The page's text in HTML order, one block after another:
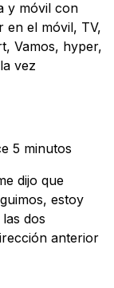
y móvil con
en el móvil, TV,
Vamos, hyper,
vez
5 minutos
dijo que
estoy
dos
anterior